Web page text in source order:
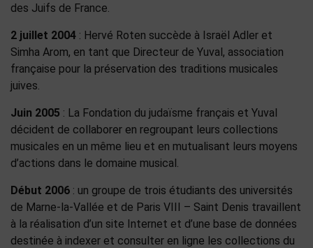
des Juifs de France.
2 juillet 2004 : Hervé Roten succède à Israël Adler et
Simha Arom, en tant que Directeur de Yuval, association
française pour la préservation des traditions musicales
juives.
Juin 2005 : La Fondation du judaïsme français et Yuval
décident de collaborer en regroupant leurs collections
musicales en un même lieu et en mutualisant leurs moyens
d’actions dans le domaine musical.
Début 2006 : un groupe de trois étudiants des universités
de Marne-la-Vallée et de Paris VIII – Saint Denis travaillent
à la réalisation d’un site Internet et d’une base de données
destinée à indexer et consulter en ligne les collections du